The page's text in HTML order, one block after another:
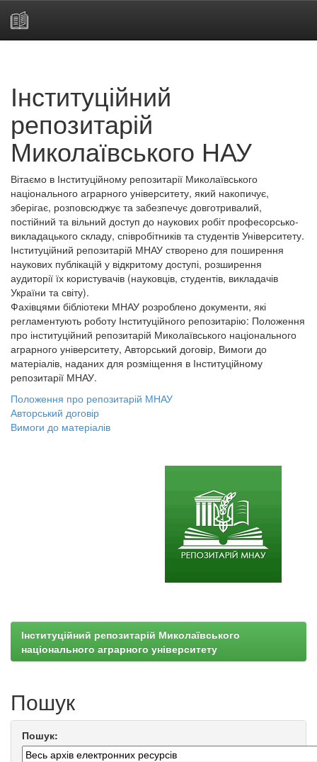
Інституційний
репозитарій
Миколаївського НАУ
Вітаємо в Інституційному репозитарії Миколаївського
національного аграрного університету, який накопичує,
зберігає, розповсюджує та забезпечує довготривалий,
постійний та вільний доступ до наукових робіт професорсько-
викладацького складу, співробітників та студентів Університету.
Інституційний репозитарій МНАУ створено для поширення
наукових публікацій у відкритому доступі, розширення
аудиторії їх користувачів (науковців, студентів, викладачів
України та світу).
Фахівцями бібліотеки МНАУ розроблено документи, які
регламентують роботу Інституційного репозитарію: Положення
про інституційний репозитарій Миколаївського національного
аграрного університету, Авторський договір, Вимоги до
матеріалів, наданих для розміщення в Інституційному
репозитарії МНАУ.
Положення про репозитарій МНАУ
Авторський договір
Вимоги до матеріалів
Інституційний репозитарій Миколаївського
національного аграрного університету
Пошук
Пошук: